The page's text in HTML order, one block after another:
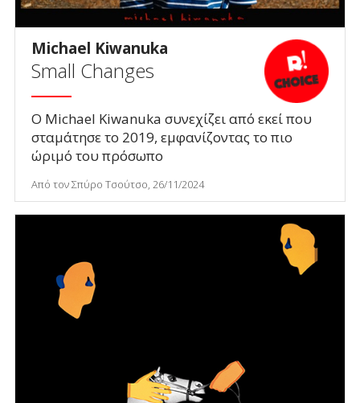
Michael Kiwanuka
Small Changes
O Michael Kiwanuka συνεχίζει από εκεί που
σταμάτησε το 2019, εμφανίζοντας το πιο
ώριμό του πρόσωπο
Από τον Σπύρο Τσούτσο, 26/11/2024